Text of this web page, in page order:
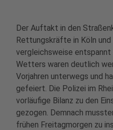
Der Auftakt in den
Rettungskräfte in Köln
vergleichsweise
Wetters waren deutlich
Vorjahren unterwegs und
gefeiert. Die Polizei im
vorläufige Bilanz zu den
gezogen. Demnach
frühen Freitagmorgen zu